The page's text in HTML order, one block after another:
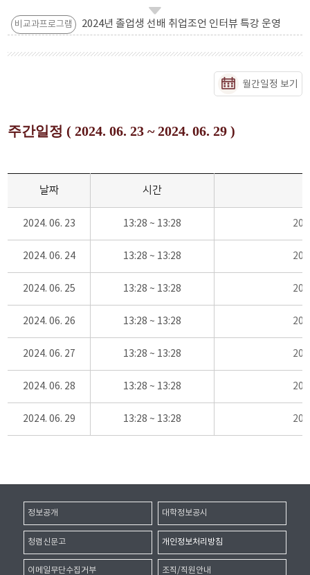
비교과프로그램 2024년 졸업생 선배 취업조언 인터뷰 특강 운영
월간일정 보기
주간일정 ( 2024. 06. 23 ~ 2024. 06. 29 )
날짜 시간
2024. 06. 23 13:28 ~ 13:28
2024. 06. 24 13:28 ~ 13:28
2024. 06. 25 13:28 ~ 13:28
2024. 06. 26 13:28 ~ 13:28
2024. 06. 27 13:28 ~ 13:28
2024. 06. 28 13:28 ~ 13:28
2024. 06. 29 13:28 ~ 13:28
정보공개 대학정보공시
청렴신문고 개인정보처리방침
이메일무단수집거부 조직/직원안내